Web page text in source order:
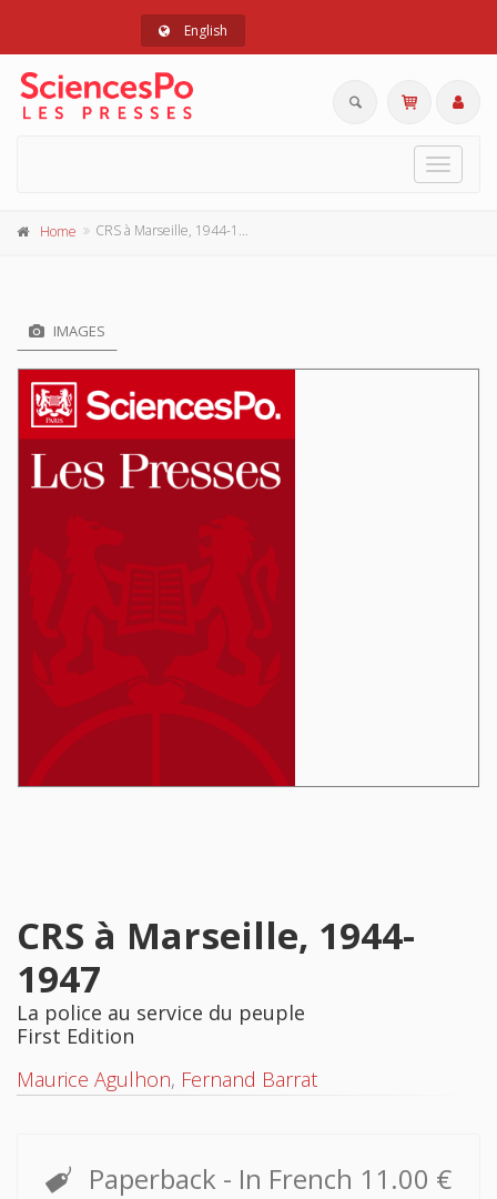
English
Toggle
Home CRS à Marseille, 1944-1947
IMAGES
CRS à Marseille, 1944-
1947
La police au service du peuple
First Edition
Maurice Agulhon, Fernand Barrat
Paperback - In French 11.00 €